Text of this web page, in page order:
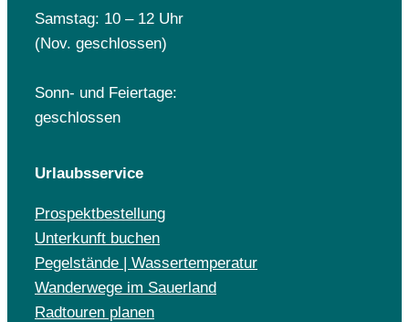
Samstag: 10 – 12 Uhr
(Nov. geschlossen)
Sonn- und Feiertage:
geschlossen
Urlaubsservice
Prospektbestellung
Unterkunft buchen
Pegelstände | Wassertemperatur
Wanderwege im Sauerland
Radtouren planen